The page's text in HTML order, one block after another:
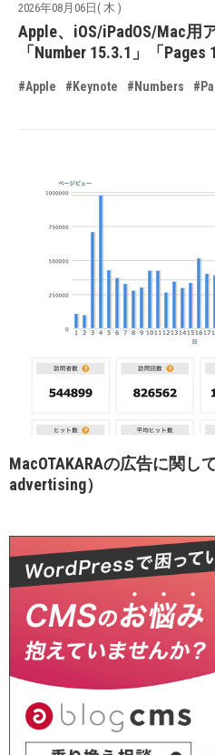
2026年08月06日( 木 )
Apple、iOS/iPadOS/Mac用
「Number 15.3.1」「
#Apple #Keynote #Numbers
MacOTAKARAの広告に関し
advertising）